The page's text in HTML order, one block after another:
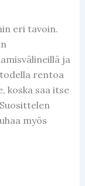
eri tavoin.
ja
rentoa
koska saa itse
myös